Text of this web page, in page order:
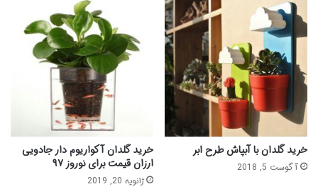
خرید گلدان با آبپاش طرح ابر
آگوست 5, 2018
خرید گلدان آکواریوم دار جادویی
ارزان قیمت برای نوروز ۹۷
ژانویه 20, 2019